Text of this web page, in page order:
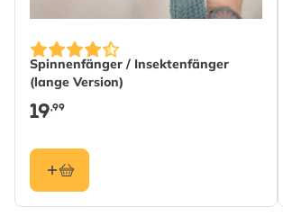
Spinnenfänger / Insektenfänger
(lange Version)
19,99